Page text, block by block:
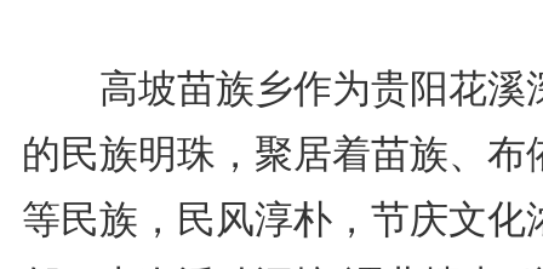
高坡苗族乡作为贵阳花溪
的民族明珠，聚居着苗族、布
等民族，民风淳朴，节庆文化